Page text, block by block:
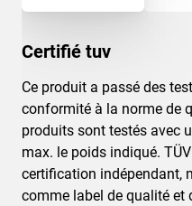
Certifié tuv
Ce produit a passé des
conformité à la norme de
produits sont testés avec
max. le poids indiqué.
certification indépendant,
comme label de qualité et